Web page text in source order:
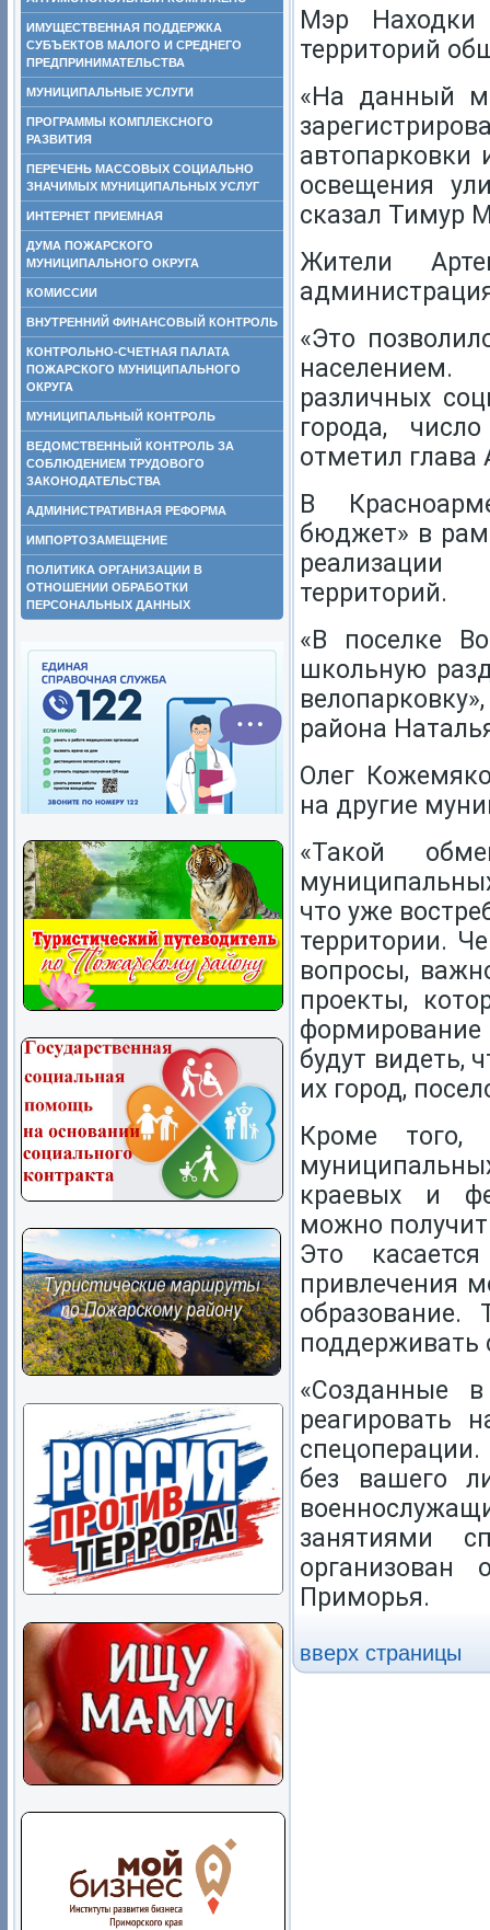
ИМУЩЕСТВЕННАЯ ПОДДЕРЖКА
СУБЪЕКТОВ МАЛОГО И СРЕДНЕГО
ПРЕДПРИНИМАТЕЛЬСТВА
МУНИЦИПАЛЬНЫЕ УСЛУГИ
ПРОГРАММЫ КОМПЛЕКСНОГО
РАЗВИТИЯ
ПЕРЕЧЕНЬ МАССОВЫХ СОЦИАЛЬНО
ЗНАЧИМЫХ МУНИЦИПАЛЬНЫХ УСЛУГ
ИНТЕРНЕТ ПРИЕМНАЯ
ДУМА ПОЖАРСКОГО
МУНИЦИПАЛЬНОГО ОКРУГА
КОМИССИИ
ВНУТРЕННИЙ ФИНАНСОВЫЙ КОНТРОЛЬ
КОНТРОЛЬНО-СЧЕТНАЯ ПАЛАТА
ПОЖАРСКОГО МУНИЦИПАЛЬНОГО
ОКРУГА
МУНИЦИПАЛЬНЫЙ КОНТРОЛЬ
ВЕДОМСТВЕННЫЙ КОНТРОЛЬ ЗА
СОБЛЮДЕНИЕМ ТРУДОВОГО
ЗАКОНОДАТЕЛЬСТВА
АДМИНИСТРАТИВНАЯ РЕФОРМА
ИМПОРТОЗАМЕЩЕНИЕ
ПОЛИТИКА ОРГАНИЗАЦИИ В
ОТНОШЕНИИ ОБРАБОТКИ
ПЕРСОНАЛЬНЫХ ДАННЫХ
Мэр Находки
территорий
«На данный
автопарковки
освещения
сказал Тимур
Жители
«Это
различных
города,
отметил глава
В
бюджет» в
реализации
территорий.
«В поселке
школьную
района
Олег
на другие
«Такой
что уже
территории.
вопросы,
проекты,
будут видеть,
их город,
Кроме того,
краевых и
можно
Это касается
привлечения
поддерживать
«Созданные
реагировать
без вашего
занятиями
организован
Приморья.
вверх страницы